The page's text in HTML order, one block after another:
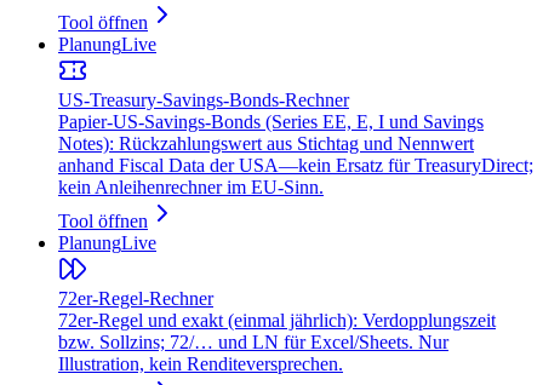
Tool öffnen
PlanungLive
US‑Treasury‑Savings‑Bonds‑Rechner
Papier‑US‑Savings‑Bonds (Series EE, E, I und Savings
Notes): Rückzahlungswert aus Stichtag und Nennwert
anhand Fiscal Data der USA—kein Ersatz für TreasuryDirect;
kein Anleihenrechner im EU‑Sinn.
Tool öffnen
PlanungLive
72er‑Regel‑Rechner
72er‑Regel und exakt (einmal jährlich): Verdopplungszeit
bzw. Sollzins; 72/… und LN für Excel/Sheets. Nur
Illustration, kein Renditeversprechen.